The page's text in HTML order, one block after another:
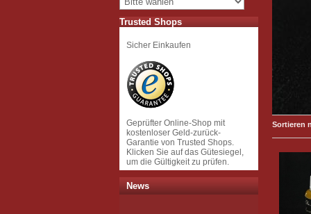
Sortieren
Trusted Shops
Sicher Einkaufen
Geprüfter Online-Shop mit
kostenloser Geld-zurück-
Garantie von Trusted Shops.
Klicken Sie auf das Gütesiegel,
um die Gültigkeit zu prüfen.
News